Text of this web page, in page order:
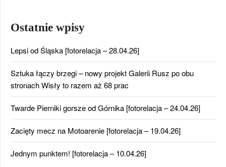
Ostatnie wpisy
Lepsi od Śląska [fotorelacja – 28.04.26]
Sztuka łączy brzegi – nowy projekt Galerii Rusz po obu
stronach Wisły to razem aż 68 prac
Twarde Pierniki gorsze od Górnika [fotorelacja – 24.04.26]
Zacięty mecz na Motoarenie [fotorelacja – 19.04.26]
Jednym punktem! [fotorelacja – 10.04.26]